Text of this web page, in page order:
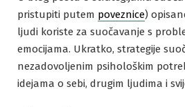
pristupiti putem poveznice)
ljudi koriste za suočavanje s
emocijama. Ukratko, strategije
nezadovoljenim psihološkim
idejama o sebi, drugim ljudima i